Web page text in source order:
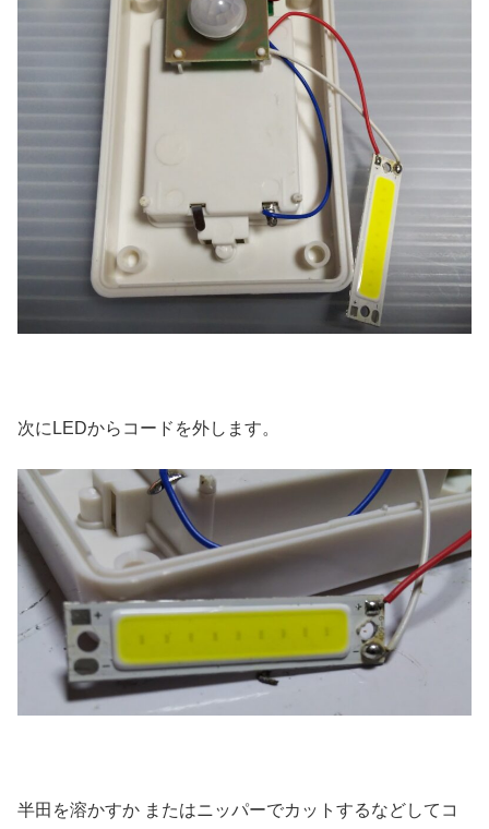
次にLEDからコードを外します。
半田を溶かすか またはニッパーでカットするなどしてコ